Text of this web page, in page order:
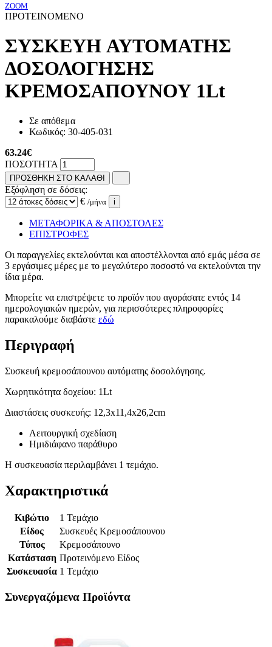
ZOOM
ΠΡΟΤΕΙΝΟΜΕΝΟ
ΣΥΣΚΕΥΗ AYTOMATHΣ
ΔΟΣΟΛΟΓΗΣΗΣ
ΚΡΕΜΟΣΑΠΟΥΝΟΥ 1Lt
Σε απόθεμα
Κωδικός: 30-405-031
63.24€
ΠΟΣΟΤΗΤΑ
ΠΡΟΣΘΗΚΗ ΣΤΟ ΚΑΛΑΘΙ
Εξόφληση σε δόσεις:
€ /μήνα i
ΜΕΤΑΦΟΡΙΚΑ & ΑΠΟΣΤΟΛΕΣ
ΕΠΙΣΤΡΟΦΕΣ
Οι παραγγελίες εκτελούνται και αποστέλλονται από εμάς μέσα σε
3 εργάσιμες μέρες με το μεγαλύτερο ποσοστό να εκτελούνται την
ίδια μέρα.
Μπορείτε να επιστρέψετε το προϊόν που αγοράσατε εντός 14
ημερολογιακών ημερών, για περισσότερες πληροφορίες
παρακαλούμε διαβάστε εδώ
Περιγραφή
Συσκευή κρεμοσάπουνου αυτόματης δοσολόγησης.
Χωρητικότητα δοχείου: 1Lt
Διαστάσεις συσκευής: 12,3x11,4x26,2cm
Λειτουργική σχεδίαση
Ημιδιάφανο παράθυρο
Η συσκευασία περιλαμβάνει 1 τεμάχιο.
Χαρακτηριστικά
Κιβώτιο
1 Τεμάχιο
Είδος
Συσκευές Κρεμοσάπουνου
Τύπος
Κρεμοσάπουνο
Κατάσταση Προτεινόμενο Είδος
Συσκευασία 1 Τεμάχιο
Συνεργαζόμενα Προϊόντα